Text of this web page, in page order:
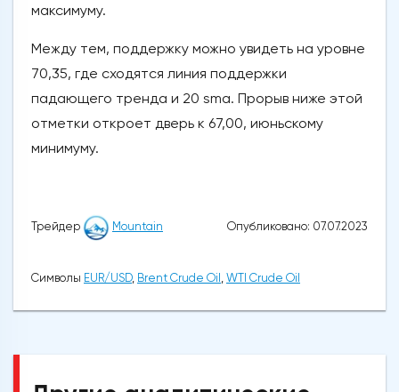
максимуму.
Между тем, поддержку можно увидеть на уровне
70,35, где сходятся линия поддержки
падающего тренда и 20 sma. Прорыв ниже этой
отметки откроет дверь к 67,00, июньскому
минимуму.
Трейдер Mountain Опубликовано: 07.07.2023
Символы EUR/USD, Brent Crude Oil WTI Crude Oil